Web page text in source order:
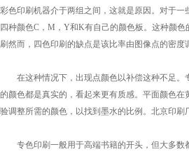
彩色印刷机器介于两组之间，这就是原因。对于
四种颜色C，M，Y和K有自己的颜色板。这种颜
刷然而，四色印刷的缺点是该比率由图像点的密
在这种情况下，出现点颜色以补偿这种不足。
的颜色都是真实的，看起来更有质感。平面颜色
验调整所需的颜色，以找到墨水的比例。北京印刷
专色印刷一般用于高端书籍的开头，但大多数